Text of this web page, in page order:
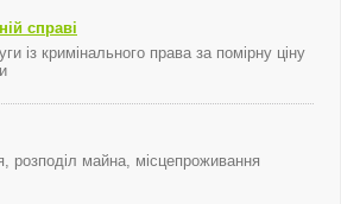
справі
із кримінального права за помірну ціну
розподіл майна, місцепроживання